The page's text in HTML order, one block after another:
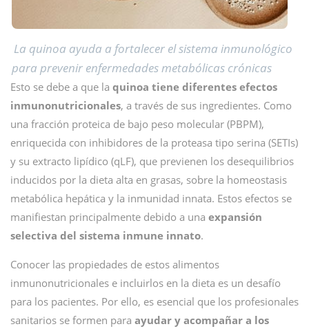
La quinoa ayuda a fortalecer el sistema inmunológico
para prevenir enfermedades metabólicas crónicas
Esto se debe a que la quinoa tiene diferentes efectos
inmunonutricionales, a través de sus ingredientes. Como
una fracción proteica de bajo peso molecular (PBPM),
enriquecida con inhibidores de la proteasa tipo serina (SETIs)
y su extracto lipídico (qLF), que previenen los desequilibrios
inducidos por la dieta alta en grasas, sobre la homeostasis
metabólica hepática y la inmunidad innata. Estos efectos se
manifiestan principalmente debido a una expansión
selectiva del sistema inmune innato.
Conocer las propiedades de estos alimentos
inmunonutricionales e incluirlos en la dieta es un desafío
para los pacientes. Por ello, es esencial que los profesionales
sanitarios se formen para ayudar y acompañar a los